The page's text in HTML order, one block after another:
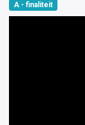
A - finaliteit